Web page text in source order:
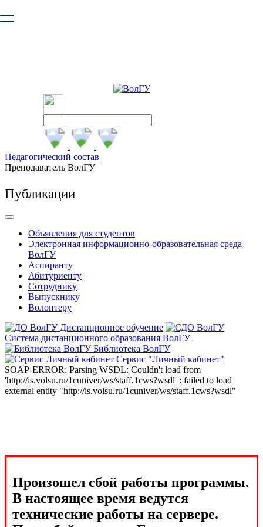
безопасную работу с сайтом. Пожалуйста
Педагогический состав
Преподаватель ВолГУ
Публикации
Объявления для студентов
Электронная информационно-образовательная среда
ВолГУ
Аспиранту
Абитуриенту
Сотруднику
Выпускнику
Волонтеру
Дистанционное обучение
Система дистанционного образования ВолГУ
Библиотека ВолГУ
Сервис "Личный кабинет"
SOAP-ERROR: Parsing WSDL: Couldn't load from
'http://is.volsu.ru/1cuniver/ws/staff.1cws?wsdl' : failed to load
external entity "http://is.volsu.ru/1cuniver/ws/staff.1cws?wsdl"
Произошел сбой работы программы.
В настоящее время ведутся
технические работы на сервере.